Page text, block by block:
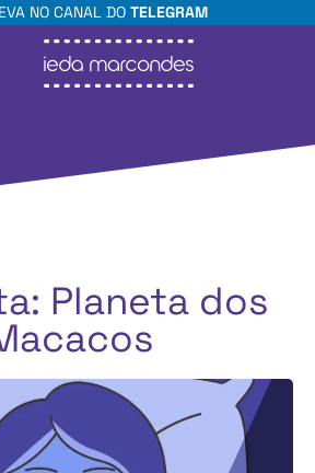
NO CANAL DO TELEGRAM
Planeta dos